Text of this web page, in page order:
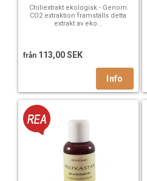
Chiliextrakt ekologisk - Genom
CO2 extraktion framställs detta
extrakt av eko...
från 113,00 SEK